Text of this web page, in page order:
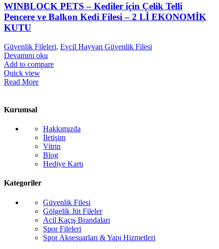
WINBLOCK PETS – Kediler için Çelik Telli
Pencere ve Balkon Kedi Filesi – 2 Lİ EKONOMİK
KUTU
Güvenlik Fileleri, Evcil Hayvan Güvenlik Filesi
Devamını oku
Add to compare
Quick view
Read More
Kurumsal
Hakkımızda
İletişim
Vitrin
Blog
Hediye Kartı
Kategoriler
Güvenlik Filesi
Gölgelik Jüt Fileler
Acil Kaçış Brandaları
Spor Fileleri
Spor Aksesuarları & Yapı Hizmetleri